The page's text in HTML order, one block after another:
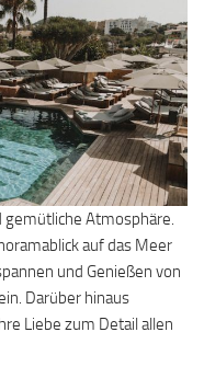
gemütliche Atmosphäre.
auf das Meer
und Genießen von
Darüber hinaus
Liebe zum Detail allen